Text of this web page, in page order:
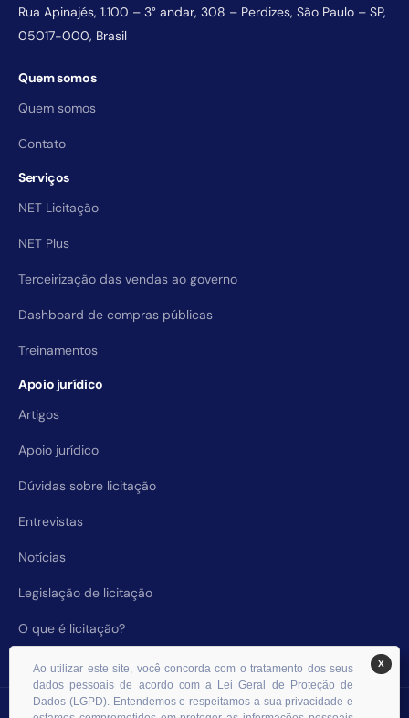
Rua Apinajés, 1.100 – 3° andar, 308 – Perdizes, São Paulo – SP,
05017-000, Brasil
Quem somos
Quem somos
Contato
Serviços
NET Licitação
NET Plus
Terceirização das vendas ao governo
Dashboard de compras públicas
Treinamentos
Apoio jurídico
Artigos
Apoio jurídico
Dúvidas sobre licitação
Entrevistas
Notícias
Legislação de licitação
O que é licitação?
© 2026 RHS Licitações. Todos os direitos reservados.
X
Ao utilizar este site, você concorda com o tratamento dos seus
dados pessoais de acordo com a Lei Geral de Proteção de
Dados (LGPD). Entendemos e respeitamos a sua privacidade e